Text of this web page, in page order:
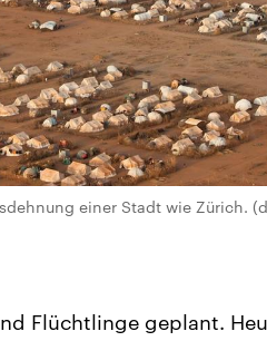
einer Stadt wie Zürich.
Flüchtlinge geplant.